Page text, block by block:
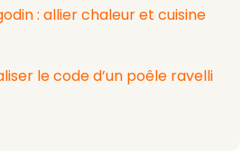
: allier chaleur et cuisine
le code d’un poêle ravelli